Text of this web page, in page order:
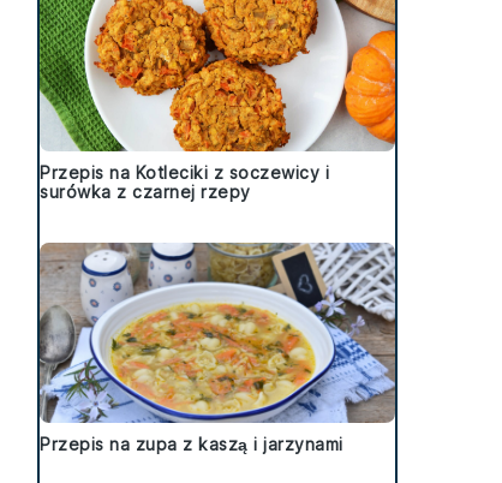
Przepis na Kotleciki z soczewicy i
surówka z czarnej rzepy
Przepis na zupa z kaszą i jarzynami